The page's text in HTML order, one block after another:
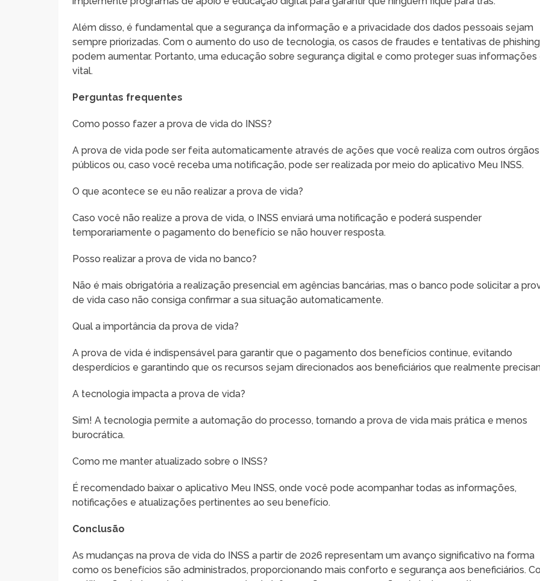
Além disso, é fundamental que a segurança da informação e a privacidade dos dados pessoais sejam
sempre priorizadas. Com o aumento do uso de tecnologia, os casos de fraudes e tentativas de phishing
podem aumentar. Portanto, uma educação sobre segurança digital e como proteger suas informações
vital.
Perguntas frequentes
Como posso fazer a prova de vida do INSS?
A prova de vida pode ser feita automaticamente através de ações que você realiza com outros órgãos
públicos ou, caso você receba uma notificação, pode ser realizada por meio do aplicativo Meu INSS.
O que acontece se eu não realizar a prova de vida?
Caso você não realize a prova de vida, o INSS enviará uma notificação e poderá suspender
temporariamente o pagamento do benefício se não houver resposta.
Posso realizar a prova de vida no banco?
Não é mais obrigatória a realização presencial em agências bancárias, mas o banco pode solicitar a
de vida caso não consiga confirmar a sua situação automaticamente.
Qual a importância da prova de vida?
A prova de vida é indispensável para garantir que o pagamento dos benefícios continue, evitando
desperdícios e garantindo que os recursos sejam direcionados aos beneficiários que realmente
A tecnologia impacta a prova de vida?
Sim! A tecnologia permite a automação do processo, tornando a prova de vida mais prática e menos
burocrática.
Como me manter atualizado sobre o INSS?
É recomendado baixar o aplicativo Meu INSS, onde você pode acompanhar todas as informações,
notificações e atualizações pertinentes ao seu benefício.
Conclusão
As mudanças na prova de vida do INSS a partir de 2026 representam um avanço significativo na forma
como os benefícios são administrados, proporcionando mais conforto e segurança aos beneficiários.